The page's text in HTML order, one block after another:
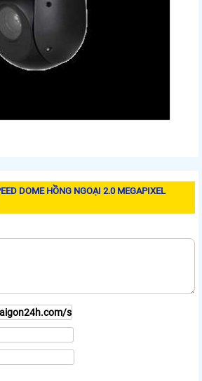
DOME HỒNG NGOẠI 2.0 MEGAPIXEL